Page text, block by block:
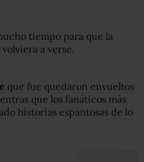
tiempo para que la
a verse.
que fue quedaron envueltos
que los fanáticos más
historias espantosas de lo